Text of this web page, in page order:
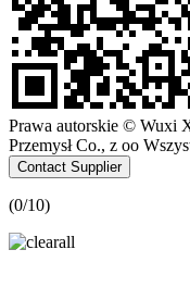
Prawa autorskie © Wuxi
Przemysł Co., z oo
Contact Supplier
(0/10)